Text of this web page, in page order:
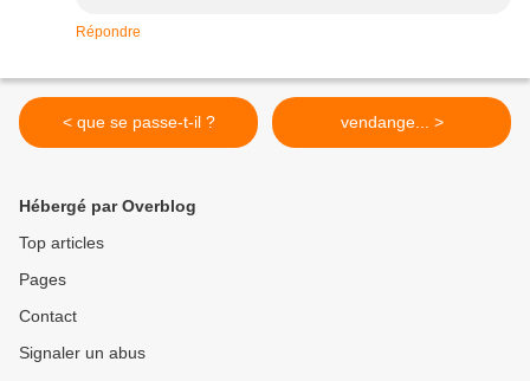
Répondre
< que se passe-t-il ? vendange... >
Hébergé par Overblog
Top articles
Pages
Contact
Signaler un abus